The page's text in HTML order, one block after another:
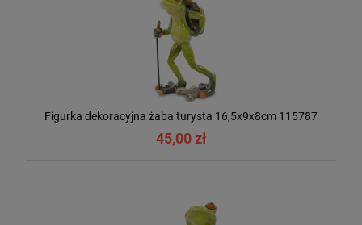
Figurka dekoracyjna żaba turysta 16,5x9x8cm 115787
45,00 zł